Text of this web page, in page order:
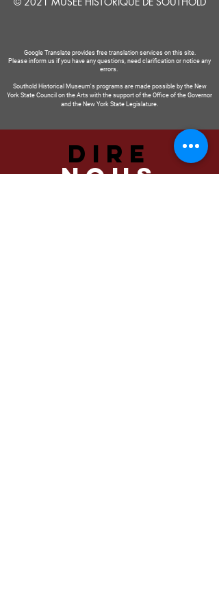
Google Translate provides free translation services on this site.
Please inform us if you have any questions, need clarification or notice any
errors.
Southold Historical Museum's programs are made possible by the New
York State Council on the Arts with the support of the Office of the Governor
and the New York State Legislature.
DIRE
NOUS